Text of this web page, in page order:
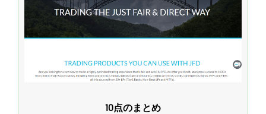
10点のまとめ